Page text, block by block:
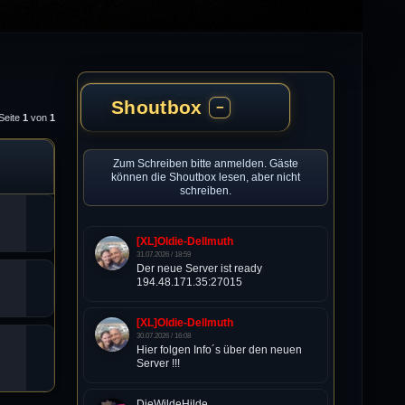
1 von 1 Shoutbox −
Zum Schreiben bitte anmelden. Gäste
können die Shoutbox lesen, aber nicht
schreiben.
[XL]Oldie-Dellmuth
31.07.2026 / 18:59
Der neue Server ist ready
194.48.171.35:27015
[XL]Oldie-Dellmuth
30.07.2026 / 16:08
Hier folgen Info´s über den neuen
Server !!!